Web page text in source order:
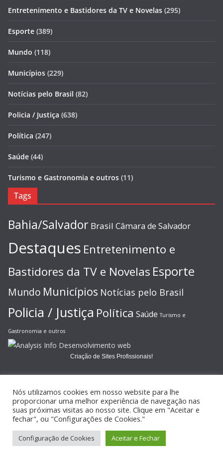
Entretenimento e Bastidores da TV e Novelas (295)
Esporte (389)
Mundo (118)
Municípios (229)
Notícias pelo Brasil (82)
Policia / Justiça (638)
Política (247)
Saúde (44)
Turismo e Gastronomia e outros (11)
Tags
Bahia/Salvador Brasil Câmara de Salvador
Destaques Entretenimento e
Bastidores da TV e Novelas Esporte
Mundo Municípios Notícias pelo Brasil
Policia / Justiça Política Saúde Turismo e
Gastronomia e outros
Criação de Sites Profissionais!
Copyright © 2026JORNAL GAZETA ONLINE
reservados.
Tema:ColorMagpor ThemeGrill. Powered by
Nós utilizamos cookies em nosso website para lhe
proporcionar uma melhor experiência de navegação nas
suas próximas visitas ao nosso site. Clique em "Aceitar e
fechar", ou "Configurações de Cookies."
Configuração de Cookies Aceitar e Fechar